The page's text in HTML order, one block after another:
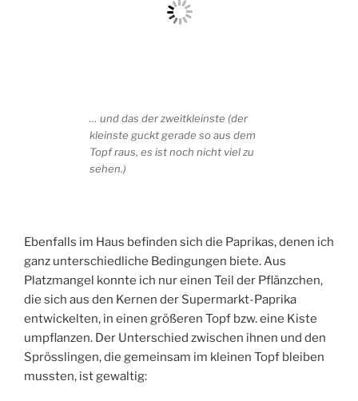
… und das der zweitkleinste (der
kleinste guckt gerade so aus dem
Topf raus, es ist noch nicht viel zu
sehen.)
Ebenfalls im Haus befinden sich die Paprikas, denen ich
ganz unterschiedliche Bedingungen biete. Aus
Platzmangel konnte ich nur einen Teil der Pflänzchen,
die sich aus den Kernen der Supermarkt-Paprika
entwickelten, in einen größeren Topf bzw. eine Kiste
umpflanzen. Der Unterschied zwischen ihnen und den
Sprösslingen, die gemeinsam im kleinen Topf bleiben
mussten, ist gewaltig: